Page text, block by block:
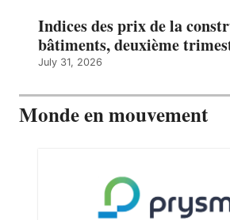
Indices des prix de la
bâtiments, deuxième
July 31, 2026
Monde en mouvement